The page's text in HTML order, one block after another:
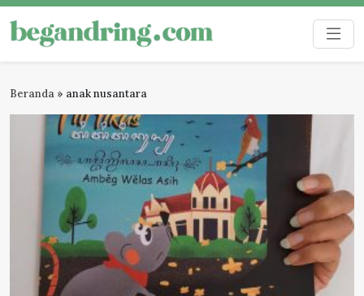
Skip
to
content
Begandring
Menjaga ingatan untuk masa depan
Beranda » anak nusantara